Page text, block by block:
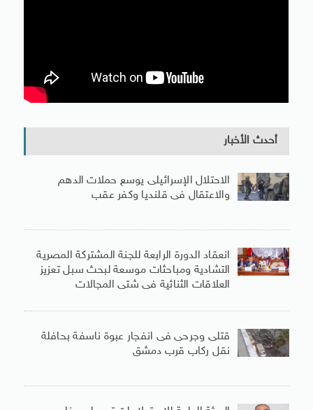
أحدث الأخبار
الاحتلال الإسرائيلى يوسع حملات الدهم
والاعتقال فى قلنديا وكفر عقب
انعقاد الدورة الرابعة للجنة المشتركة المصرية
التشادية ومباحثات موسعة لبحث سبل تعزيز
العلاقات الثنائية فى شتى المجالات
قتلى وجرحى فى انفجار عبوة ناسفة بحافلة
نقل ركاب قرب دمشق